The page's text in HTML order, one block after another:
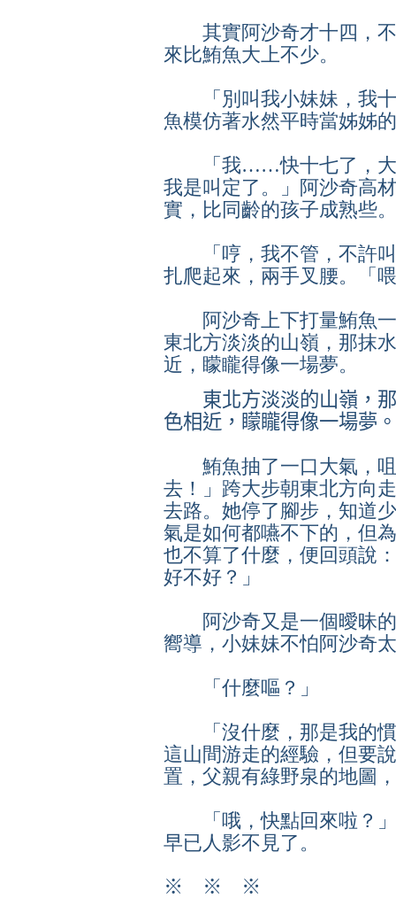
其實阿沙奇才十四，不
來比鮪魚大上不少。
「別叫我小妹妹，我十
魚模仿著水然平時當姊姊
「我……快十七了，大
我是叫定了。」阿沙奇高
實，比同齡的孩子成熟些。
「哼，我不管，不許叫
扎爬起來，兩手叉腰。「
阿沙奇上下打量鮪魚一
東北方淡淡的山嶺，那抹
近，矇矓得像一場夢。
東北方淡淡的山嶺，那
色相近，矇矓得像一場夢。
鮪魚抽了一口大氣，咀
去！」跨大步朝東北方向
去路。她停了腳步，知道
氣是如何都嚥不下的，但
也不算了什麼，便回頭說
好不好？」
阿沙奇又是一個曖昧的
嚮導，小妹妹不怕阿沙奇
「什麼嘔？」
「沒什麼，那是我的
這山間游走的經驗，但要
置，父親有綠野泉的地圖
「哦，快點回來啦？」
早已人影不見了。
※
※ ※